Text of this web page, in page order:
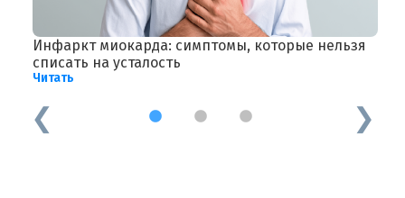
Инфаркт миокарда: симптомы, которые нельзя
списать на усталость
Читать
1 2 3